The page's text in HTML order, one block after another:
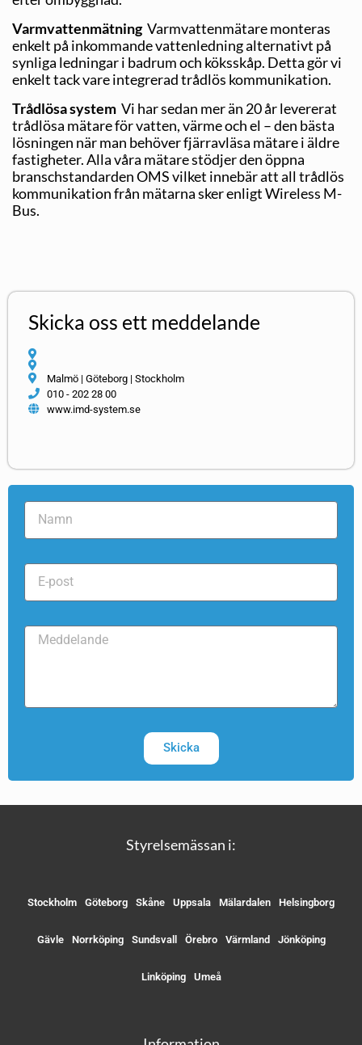
Varmvattenmätning Varmvattenmätare monteras
enkelt på inkommande vattenledning alternativt på
synliga ledningar i badrum och köksskåp. Detta gör vi
enkelt tack vare integrerad trådlös kommunikation.
Trådlösa system Vi har sedan mer än 20 år levererat
trådlösa mätare för vatten, värme och el – den bästa
lösningen när man behöver fjärravläsa mätare i äldre
fastigheter. Alla våra mätare stödjer den öppna
branschstandarden OMS vilket innebär att all trådlös
kommunikation från mätarna sker enligt Wireless M-
Bus.
Skicka oss ett meddelande
Malmö | Göteborg | Stockholm
010 - 202 28 00
www.imd-system.se
Skicka
Styrelsemässan i:
Stockholm Göteborg Skåne Uppsala Mälardalen Helsingborg
Gävle Norrköping Sundsvall Örebro Värmland Jönköping
Linköping Umeå